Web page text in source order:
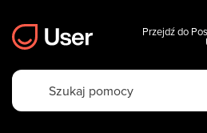
Przejdź do